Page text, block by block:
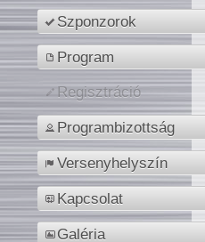
Szponzorok
Program
Regisztráció
Programbizottság
Versenyhelyszín
Kapcsolat
Galéria